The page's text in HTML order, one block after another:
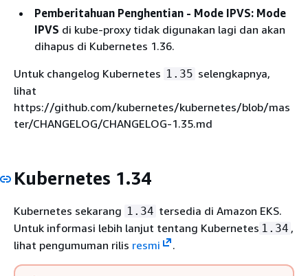
Pemberitahuan Penghentian - Mode IPVS: Mode
IPVS di kube-proxy tidak digunakan lagi dan akan
dihapus di Kubernetes 1.36.
Untuk changelog Kubernetes 1.35 selengkapnya,
lihat
https://github.com/kubernetes/kubernetes/blob/mas
ter/CHANGELOG/CHANGELOG-1.35.md
Kubernetes 1.34
Kubernetes sekarang 1.34 tersedia di Amazon EKS.
Untuk informasi lebih lanjut tentang Kubernetes 1.34 ,
lihat pengumuman rilis resmi .